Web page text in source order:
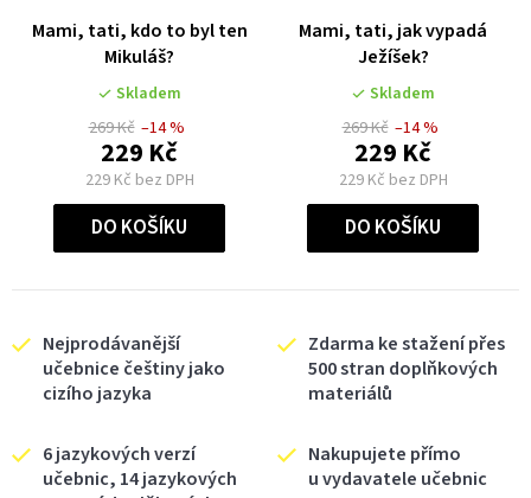
Nejprodávanější
učebnice češtiny jako
cizího jazyka
Zdarma ke stažení přes
500 stran doplňkových
materiálů
6 jazykových verzí
učebnic, 14 jazykových
Nakupujete přímo
u vydavatele učebnic
Mami, tati, kdo to byl ten
Mikuláš?
Skladem
269 Kč
229 Kč bez DPH
229 Kč
–14 %
DO KOŠÍKU
Mami, tati, jak vypadá
Ježíšek?
Skladem
269 Kč
229 Kč bez DPH
229 Kč
–14 %
DO KOŠÍKU